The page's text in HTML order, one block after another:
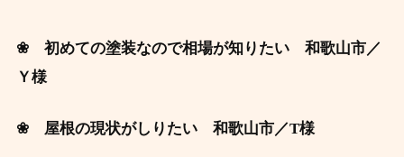
❀ 初めての塗装なので相場が知りたい 和歌山市／
Ｙ様
❀ 屋根の現状がしりたい 和歌山市／T様